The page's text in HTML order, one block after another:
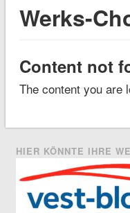
Werks-
Content not
The content you are
HIER KÖNNTE IHRE